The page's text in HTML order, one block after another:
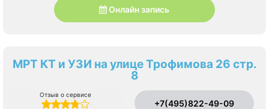
Онлайн запись
МРТ КТ и УЗИ на улице Трофимова 26 стр.
8
Отзыв о сервисе
+7(495)822-49-09